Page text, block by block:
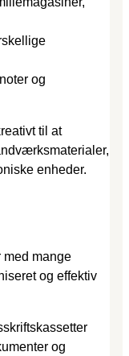
og
til at
enheder.
med mange
og effektiv
og